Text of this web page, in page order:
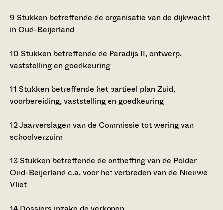
9 Stukken betreffende de organisatie van de dijkwacht
in Oud-Beijerland
10 Stukken betreffende de Paradijs II, ontwerp,
vaststelling en goedkeuring
11 Stukken betreffende het partieel plan Zuid,
voorbereiding, vaststelling en goedkeuring
12Jaarverslagen van de Commissie tot wering van
schoolverzuim
13Stukken betreffende de ontheffing van de Polder
Oud-Beijerland c.a. voor het verbreden van de Nieuwe
Vliet